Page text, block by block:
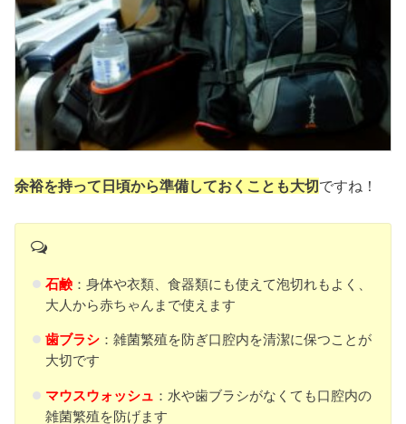
余裕を持って日頃から準備しておくことも大切 ですね！
石鹸：身体や衣類、食器類にも使えて泡切れもよく、
大人から赤ちゃんまで使えます
歯ブラシ：雑菌繁殖を防ぎ口腔内を清潔に保つことが
大切です
マウスウォッシュ ：水や歯ブラシがなくても口腔内の
雑菌繁殖を防げます